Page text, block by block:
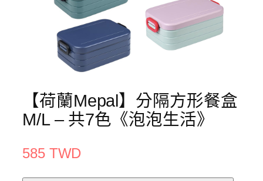
【荷蘭Mepal】分隔方形餐盒
M/L – 共7色《泡泡生活》
585 TWD